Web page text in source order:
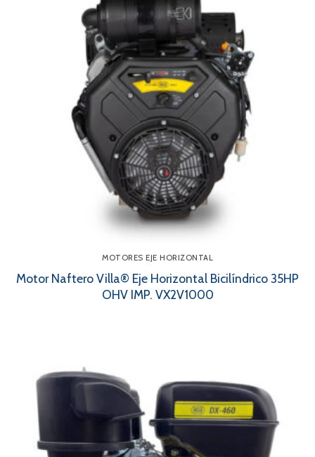
MOTORES EJE HORIZONTAL
Motor Naftero Villa® Eje Horizontal Bicilíndrico 35HP
OHV IMP. VX2V1000